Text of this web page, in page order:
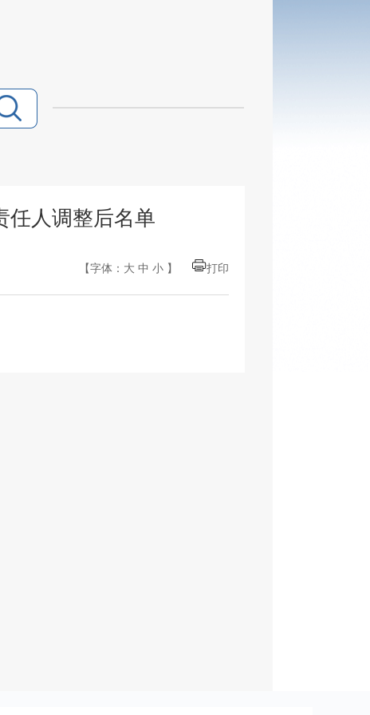
任人调整后名单
【字体： 大 中 小 】 打印